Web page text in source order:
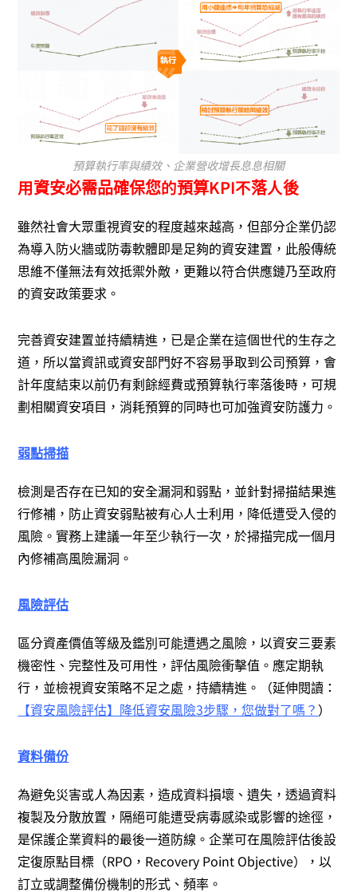
預算執行率與績效、企業營收增長息息相關
用資安必需品確保您的預算KPI不落人後
雖然社會大眾重視資安的程度越來越高，但部分企業仍認
為導入防火牆或防毒軟體即是足夠的資安建置，此般傳統
思維不僅無法有效抵禦外敵，更難以符合供應鏈乃至政府
的資安政策要求。
完善資安建置並持續精進，已是企業在這個世代的生存之
道，所以當資訊或資安部門好不容易爭取到公司預算，會
計年度結束以前仍有剩餘經費或預算執行率落後時，可規
劃相關資安項目，消耗預算的同時也可加強資安防護力。
弱點掃描
檢測是否存在已知的安全漏洞和弱點，並針對掃描結果進
行修補，防止資安弱點被有心人士利用，降低遭受入侵的
風險。實務上建議一年至少執行一次，於掃描完成一個月
內修補高風險漏洞。
風險評估
區分資產價值等級及鑑別可能遭遇之風險，以資安三要素
機密性、完整性及可用性，評估風險衝擊值。應定期執
行，並檢視資安策略不足之處，持續精進。（延伸閱讀：
【資安風險評估】降低資安風險3步驟，您做對了嗎？ ）
資料備份
為避免災害或人為因素，造成資料損壞、遺失，透過資料
複製及分散放置，隔絕可能遭受病毒感染或影響的途徑，
是保護企業資料的最後一道防線。企業可在風險評估後設
定復原點目標（RPO，Recovery Point Objective），以
訂立或調整備份機制的形式、頻率。